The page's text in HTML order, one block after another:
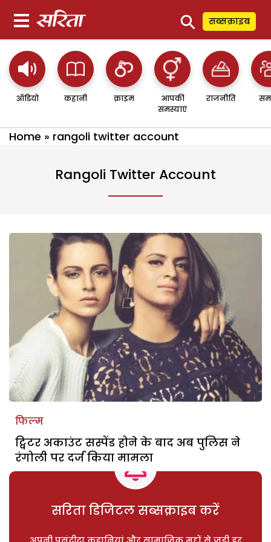
⚲ सब्सक्राइब
ऑडियो कहानी क्राइम
आपकी
समस्याएं
राजनीति
Home » rangoli twitter account
Rangoli Twitter Account
फिल्म
ट्विटर अकाउंट सस्पेंड होने के बाद अब पुलिस ने
रंगोली पर दर्ज किया मामला
सरिता डिजिटल सब्सक्राइब करें